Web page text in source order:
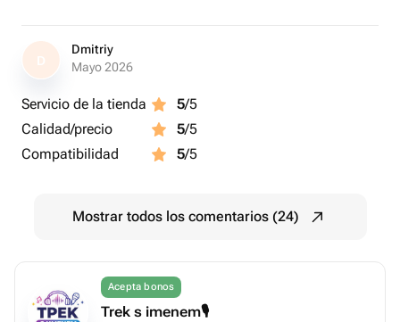
D
Dmitriy
Mayo 2026
Servicio de la tienda 5/5
Calidad/precio
5/5
Compatibilidad
5/5
Mostrar todos los comentarios (24)
Acepta bonos
Trek s imenem🎙️